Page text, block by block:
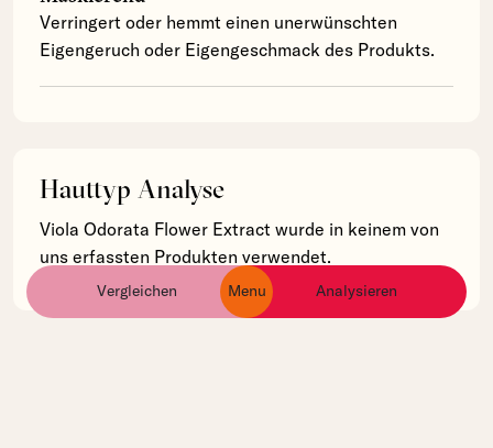
Vergleichen Menu Analysieren
ingredients
products
brands
Verringert oder hemmt einen unerwünschten
Eigengeruch oder Eigengeschmack des Produkts.
Hauttyp Analyse
Viola Odorata Flower Extract wurde in keinem von
uns erfassten Produkten verwendet.